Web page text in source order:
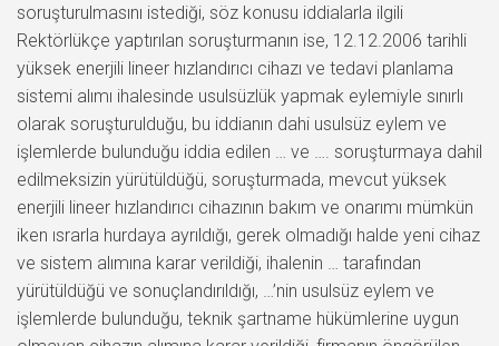
soruşturulmasını istediği, söz konusu iddialarla ilgili
Rektörlükçe yaptırılan soruşturmanın ise, 12.12.2006 tarihli
yüksek enerjili lineer hızlandırıcı cihazı ve tedavi planlama
sistemi alımı ihalesinde usulsüzlük yapmak eylemiyle sınırlı
olarak soruşturulduğu, bu iddianın dahi usulsüz eylem ve
işlemlerde bulunduğu iddia edilen … ve …. soruşturmaya dahil
edilmeksizin yürütüldüğü, soruşturmada, mevcut yüksek
enerjili lineer hızlandırıcı cihazının bakım ve onarımı mümkün
iken ısrarla hurdaya ayrıldığı, gerek olmadığı halde yeni cihaz
ve sistem alımına karar verildiği, ihalenin … tarafından
yürütüldüğü ve sonuçlandırıldığı, …’nin usulsüz eylem ve
işlemlerde bulunduğu, teknik şartname hükümlerine uygun